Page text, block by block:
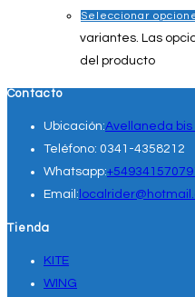
Seleccionar
variantes. Las
del producto
Contacto
Ubicación:Avellaneda bis
Teléfono: 0341-4358212
Whatsapp:
Email:
Tienda
KITE
WING